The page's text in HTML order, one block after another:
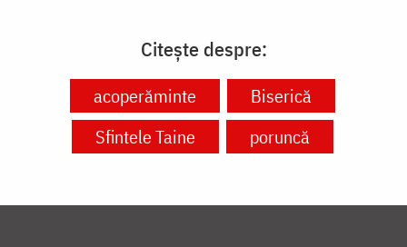
Citește despre:
acoperăminte
Biserică
Sfintele Taine
poruncă